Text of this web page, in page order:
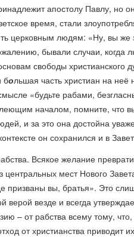
апостолу Павлу, но
время, стали
церковным людям: «Ну, вы же
бывали случаи,
свободы христианского
большая часть христиан на
«будьте рабами,
началом, помните, что
и за это она достойна
он сохранился и в
Всякое желание
мест Нового
призваны вы, братья». Это
везде и всегда
– от рабства всему тому,
от христианства приводит